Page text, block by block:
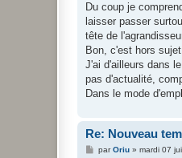
Du coup je
laisser passer
tête de
Bon, c'est hors
J'ai d'ailleurs dans
pas d'actualité,
Dans le mode
Re: Nouveau
MparOriu» mardi 07